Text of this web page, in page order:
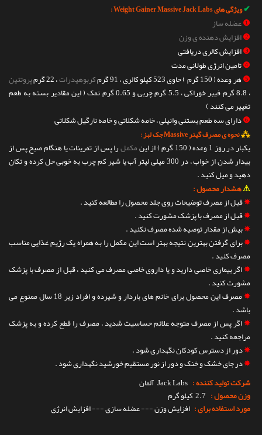
✔ویژگی های Weight Gainer Massive Jack Labs :
❶عضله ساز
❷افزایش دهنده ی وزن
❸افزایش کالری دریافتی
❹تامین انرژی طولانی مدت
❺هر وعده ( 150 گرم ) حاوی 523 کیلو کالری ، 91 گرم کربوهیدرات، 22 گرم
پروتئین
، 8.8 گرم فیبر خوراکی ، 5.5 گرم چربی و 0.65 گرم نمک ( این مقادیر بسته به طعم
تغییر می کنند )
❻دارای سه طعم بستنی وانیلی ، خامه شکلاتی و خامه نارگیل شکلاتی
⁂نحوه ی مصرف گینر Massive جک لبز :
یکبار در روز 1 وعده ( 150 گرم ) از این مکملرا پس از تمرینات یا هنگام صبح پس از
بیدار شدن از خواب ، در 300 میلی لیتر آب یا شیر کم چرب به خوبی حل کرده و تکان
دهید و میل کنید .
⚠هشدار محصول :
✵قبل از مصرف توضیحات روی جلد محصول را مطالعه کنید .
✵قبل از مصرف با پزشک مشورت کنید .
✵بیش از مقدار توصیه شده مصرف نکنید .
✵برای گرفتن بهترین نتیجه بهتر است این مکمل را به همراه یک رژیم غذایی مناسب
مصرف کنید .
✵اگر بیماری خاصی دارید و یا داروی خاصی مصرف می کنید ، قبل از مصرف با پزشک
مشورت کنید .
✵
مصرف این محصول برای خانم های باردار و شیرده و افراد زیر 18 سال ممنوع می
باشد .
✵اگر پس از مصرف متوجه علائم حساسیت شدید ، مصرف را قطع کرده و به پزشک
مراجعه کنید .
✵دور از دسترس کودکان نگهداری شود .
✵در جای خشک و خنک و دور از نور مستقیم خورشید نگهداری شود .
شرکت تولید کننده : Jack Labs آلمان
وزن محصول : 2.7 کیلو گرم
مورد استفاده برای : افزایش وزن --- عضله سازی --- افزایش انرژی